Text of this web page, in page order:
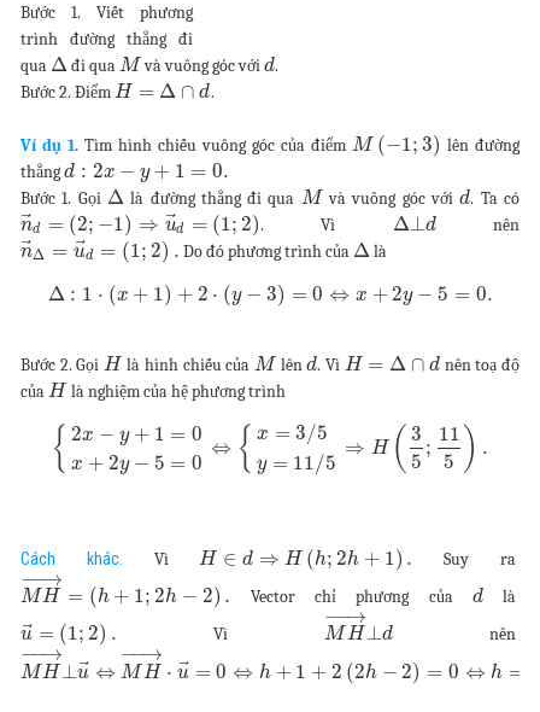
Bước 1. Viết phương
trình đường thẳng đi
qua Δđi quaM và vuông góc vớid.
Bước 2. ĐiểmH = Δ ∩ d.
Ví dụ 1.Tìm hình chiếu vuông góc của điểm M (−1; 3) lên đường
thẳngd : 2x − y + 1 = 0.
Bước 1. Gọi Δlà đường thẳng đi qua M và vuông góc vớid. Ta có
n⃗d = (2; −1) ⇒ u⃗d = (1; 2). Vì Δ⊥dnên
n⃗Δ = u⃗d = (1; 2) . Do đó phương trình của Δlà
Δ : 1 ⋅ (x + 1) + 2 ⋅ (y − 3) = 0 ⇔ x + 2y − 5 = 0.
Bước 2. Gọi H là hình chiếu của M lênd. Vì H = Δ ∩ d nên toạ độ
củaH là nghiệm của hệ phương trình
{ 2x − y + 1 = 0
x + 2y − 5 = 0
⇔ { x = 3/5
y = 11/5
⇒ H ( 3
5
;
11
5 ) .
Cách khác. VìH ∈ d ⇒ H (h; 2h + 1) . Suy ra
MH
− →
−
= (h + 1; 2h − 2) . Vector chỉ phương của dlà
u⃗ = (1; 2) . VìMH
− →
−
⊥dnên
MH
− →
−
⊥u⃗ ⇔ MH
− →
−
⋅ u⃗ = 0 ⇔ h + 1 + 2 (2h − 2) = 0 ⇔ h =